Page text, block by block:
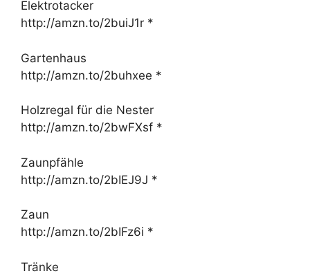
Elektrotacker
http://amzn.to/2buiJ1r *
Gartenhaus
http://amzn.to/2buhxee *
Holzregal für die Nester
http://amzn.to/2bwFXsf *
Zaunpfähle
http://amzn.to/2bIEJ9J *
Zaun
http://amzn.to/2bIFz6i *
Tränke